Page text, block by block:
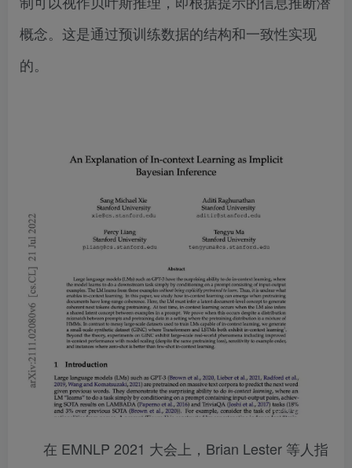
概念。这是通过预训练数据的结构和一致性实现
的。
在 EMNLP 2021 大会上，Brian Lester 等人指